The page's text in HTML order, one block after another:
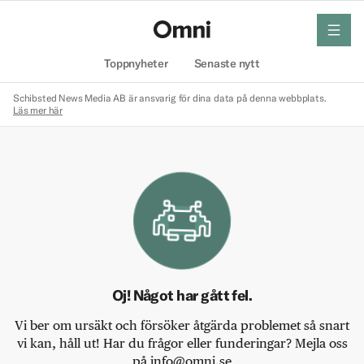
Toppnyheter Senaste nytt
meny
Schibsted News Media AB är ansvarig för dina data på denna webbplats.
Läs mer här
Oj! Något har gått fel.
Vi ber om ursäkt och försöker åtgärda problemet så snart
vi kan, håll ut! Har du frågor eller funderingar? Mejla oss